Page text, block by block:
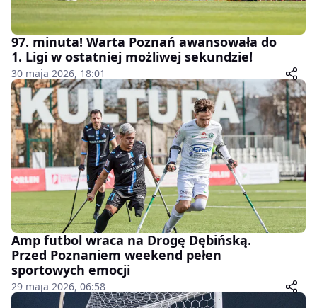
97. minuta! Warta Poznań awansowała do
1. Ligi w ostatniej możliwej sekundzie!
30 maja 2026, 18:01
Amp futbol wraca na Drogę Dębińską.
Przed Poznaniem weekend pełen
sportowych emocji
29 maja 2026, 06:58